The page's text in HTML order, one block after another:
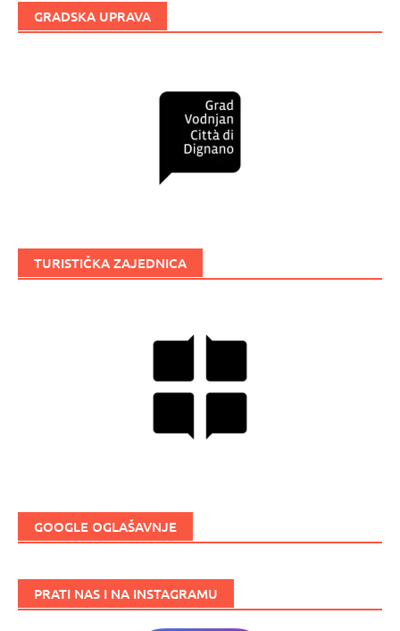
GRADSKA UPRAVA
TURISTIČKA ZAJEDNICA
GOOGLE OGLAŠAVNJE
PRATI NAS I NA INSTAGRAMU